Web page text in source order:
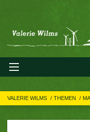
VALERIE WILMS THEMEN